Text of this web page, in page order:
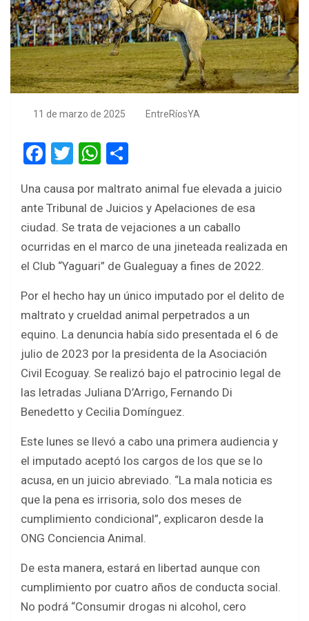
11 de marzo de 2025 EntreRíosYA
F
ce
b
o
o
k
T
tt
er
W
at
s
A
p
ar
e
Una causa por maltrato animal fue elevada a juicio
ante Tribunal de Juicios y Apelaciones de esa
ciudad. Se trata de vejaciones a un caballo
ocurridas en el marco de una jineteada realizada en
el Club “Yaguari” de Gualeguay a fines de 2022.
Por el hecho hay un único imputado por el delito de
maltrato y crueldad animal perpetrados a un
equino. La denuncia había sido presentada el 6 de
julio de 2023 por la presidenta de la Asociación
Civil Ecoguay. Se realizó bajo el patrocinio legal de
las letradas Juliana D’Arrigo, Fernando Di
Benedetto y Cecilia Domínguez.
Este lunes se llevó a cabo una primera audiencia y
el imputado aceptó los cargos de los que se lo
acusa, en un juicio abreviado. “La mala noticia es
que la pena es irrisoria, solo dos meses de
cumplimiento condicional”, explicaron desde la
ONG Conciencia Animal.
De esta manera, estará en libertad aunque con
cumplimiento por cuatro años de conducta social.
No podrá “Consumir drogas ni alcohol, cero